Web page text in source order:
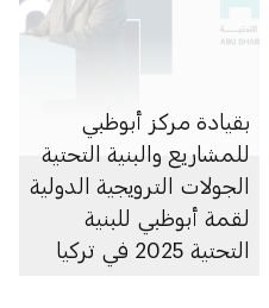
بقيادة مركز أبوظبي
للمشاريع والبنية التحتية
الجولات الترويجية الدولية
لقمة أبوظبي للبنية
التحتية 2025 في تركيا